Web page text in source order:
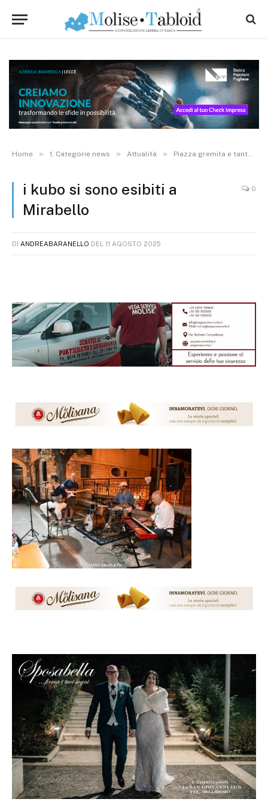
Home » 1. Categorie news » Attualità » Piazza gremita e tanta musica a Mirabello per la quarta edizione della sagra della soppressata
i kubo si sono esibiti a
Mirabello
0
DI ANDREABARANELLO DEL 11 AGOSTO 2025